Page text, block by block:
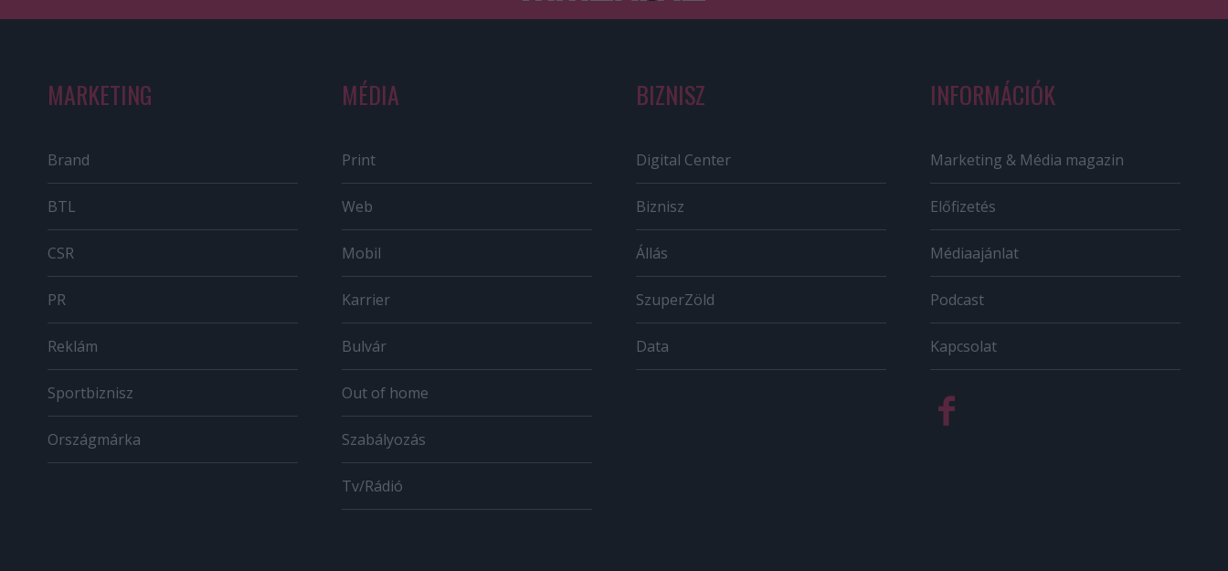
MARKETING
Brand
BTL
CSR
PR
Reklám
Sportbiznisz
Országmárka
MÉDIA
Print
Web
Mobil
Karrier
Bulvár
Out of home
Szabályozás
Tv/Rádió
BIZNISZ
Digital Center
Biznisz
Állás
SzuperZöld
Data
INFORMÁCIÓK
Marketing & Média magazin
Előfizetés
Médiaajánlat
Podcast
Kapcsolat